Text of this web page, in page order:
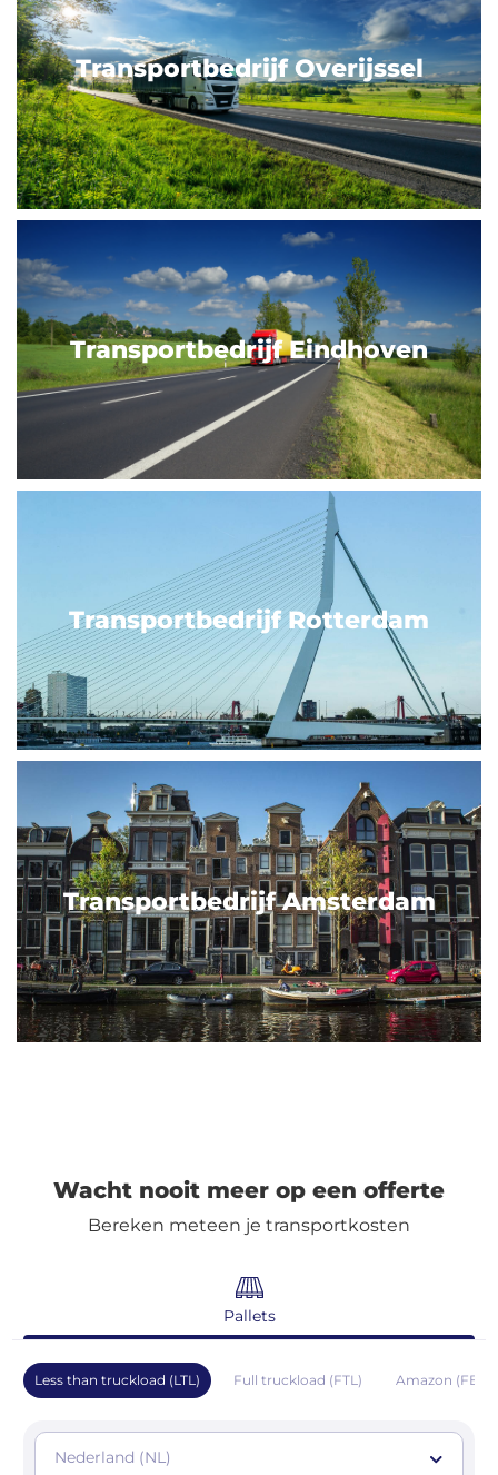
Transportbedrijf Overijssel
Transportbedrijf Eindhoven
Transportbedrijf Rotterdam
Transportbedrijf Amsterdam
Wacht nooit meer op een offerte
Bereken meteen je transportkosten
Pallets
Less than truckload (LTL) Full truckload (FTL) Amazon (FBA)
Nederland (NL)